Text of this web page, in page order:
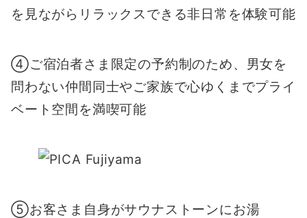
を見ながらリラックスできる非日常を体験可能
④ご宿泊者さま限定の予約制のため、男女を
問わない仲間同士やご家族で心ゆくまでプライ
ベート空間を満喫可能
⑤お客さま自身がサウナストーンにお湯